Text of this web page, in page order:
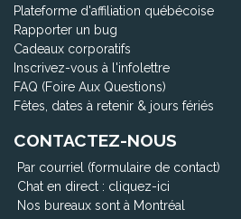
Plateforme d'affiliation québécoise
Rapporter un bug
Cadeaux corporatifs
Inscrivez-vous à l'infolettre
FAQ (Foire Aux Questions)
Fêtes, dates à retenir & jours fériés
CONTACTEZ-NOUS
Par courriel (formulaire de contact)
Chat en direct : cliquez-ici
Nos bureaux sont à Montréal